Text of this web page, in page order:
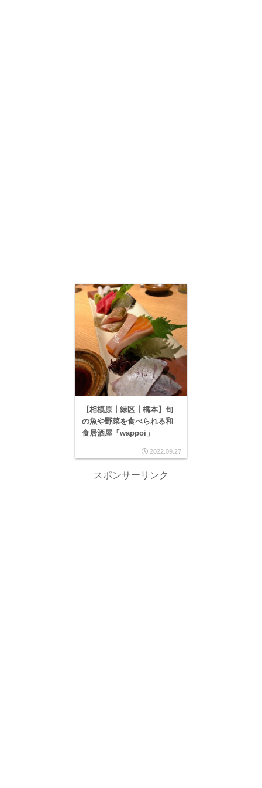
【相模原┃緑区┃橋本】旬
の魚や野菜を食べられる和
食居酒屋「wappoi」
2022.09.27
スポンサーリンク